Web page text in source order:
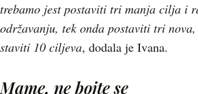
trebamo jest postaviti tri manja cilja i
održavanju, tek onda postaviti tri
staviti 10 ciljeva, dodala je Ivana.
Mame, ne bojte se